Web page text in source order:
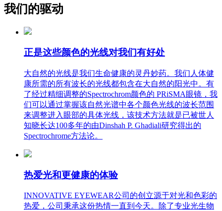
我们的驱动
正是这些颜色的光线对我们有好处
大自然的光线是我们生命健康的灵丹妙药。我们人体健
康所需的所有波长的光线都包含在大自然的阳光中。有
了经过精细调整的Spectrochrom颜色的 PRiSMA眼镜，我
们可以通过掌握该自然光谱中各个颜色光线的波长范围
来调整进入眼部的具体光线，该技术方法就是已被世人
知晓长达100多年的由Dinshah P. Ghadiali研究得出的
Spectrochrome方法论。
热爱光和更健康的体验
INNOVATIVE EYEWEAR公司的创立源于对光和色彩的
热爱，公司秉承这份热情一直到今天。除了专业光生物